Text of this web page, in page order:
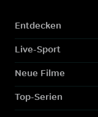
Entdecken
Live-Sport
Neue Filme
Top-Serien